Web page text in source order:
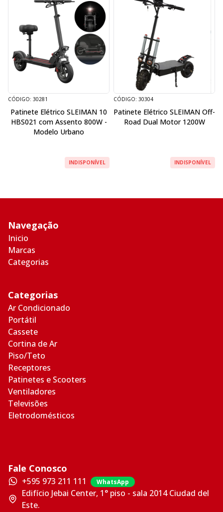
CÓDIGO: 30281
Patinete Elétrico SLEIMAN 10
HBS021 com Assento 800W -
Modelo Urbano
INDISPONÍVEL
CÓDIGO: 30304
Patinete Elétrico SLEIMAN Off-
Road Dual Motor 1200W
INDISPONÍVEL
Navegação
Inicio
Marcas
Categorias
Categorias
Ar Condicionado
Portátil
Cassete
Cortina de Ar
Piso/Teto
Receptores
Patinetes e Scooters
Ventiladores
Televisões
Eletrodomésticos
Fale Conosco
+595 973 211 111 WhatsApp
Edifício Jebai Center, 1° piso - sala 2014 Ciudad del
Este.